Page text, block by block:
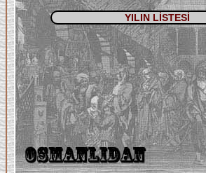
YILIN LİSTESİ